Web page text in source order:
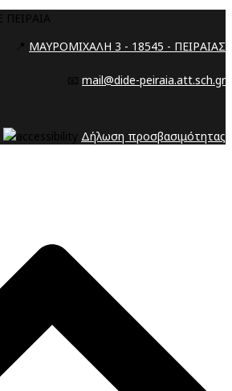
ΠΕΙΡΑΙΑ
📍 ΜΑΥΡΟΜΙΧΑΛΗ 3 - 18545 - ΠΕΙΡΑΙΑΣ
📧 mail@dide-peiraia.att.sch.gr
Δήλωση προσβασιμότητας